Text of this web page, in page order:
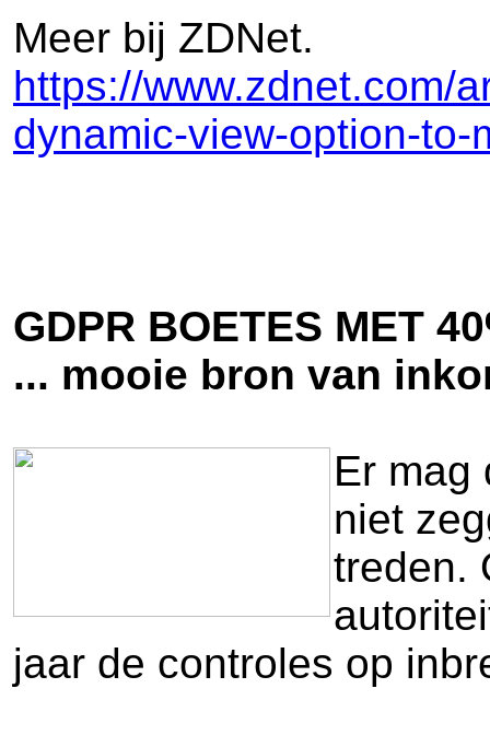
Meer bij ZDNet.
https://www.zdnet.com/
dynamic-view-option-
GDPR BOETES MET
... mooie bron van
Er mag
niet
treden.
jaar de controles op